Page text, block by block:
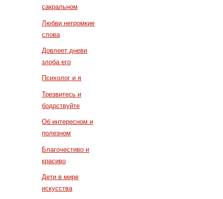
сакральном
Любви негромкие
слова
Довлеет дневи
злоба его
Психолог и я
Трезвитесь и
бодрствуйте
Об интересном и
полезном
Благочестиво и
красиво
Дети в мире
искусства